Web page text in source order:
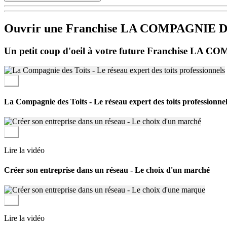
La performance s’appuie sur des outils et méthodes exclusifs : des
quotidien.
Une agence La Compagnie des Toits s’appuie sur un modèle
LE SYSTÈME DÉDIÉ A VOTRE RÉUSSITE
Le franchiseur structure son accompagnement autour de
marketing & communication, gestion & stratégie, grands-comptes.
Des franchisés aux profils variés
Sélectionnés pour leurs aptitudes à la reproduction de notre concept
Ouvrir une Franchise LA COMPAGNIE
Un petit coup d'oeil à votre future Franchise LA
La Compagnie des Toits - Le réseau expert des toits
Lire la vidéo
Créer son entreprise dans un réseau - Le choix d'un marché
Lire la vidéo